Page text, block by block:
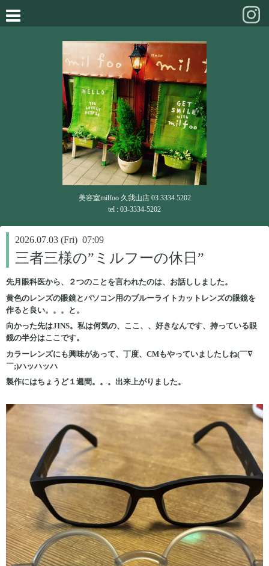
美容室milfoo 久我山店 03 3334 5202
tel : 03-3334-5202
2026.07.03 (Fri) 07:09
三者三様の”ミルフーの休日”
先月眼科医から、２つのことを言われたのは、お話ししました。
黄色のレンズの眼鏡とパソコン用のブルーライトカットレンズの眼鏡を
作ると良い。。。と。
向かった先はJINS。私は何気の、ここ、、好きなんです、持っている眼
鏡の半分はここです。
カラーレンズにも興味があって、丁度、CMもやっていましたしね(￣∇
￣;)ハッハッハ
製作にはちょうど１週間。。。出来上がりました。